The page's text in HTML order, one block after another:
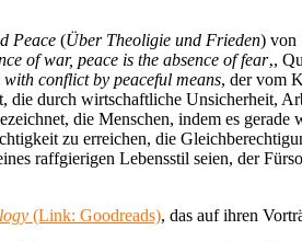
Peace (Über Theoligie und Frieden) von
of war, peace is the absence of fear‚,
conflict by peaceful means, der vom
die durch wirtschaftliche Unsicherheit,
die Menschen, indem es gerade
zu erreichen, die
raffgierigen Lebensstil seien, der
(Link: Goodreads), das auf ihren